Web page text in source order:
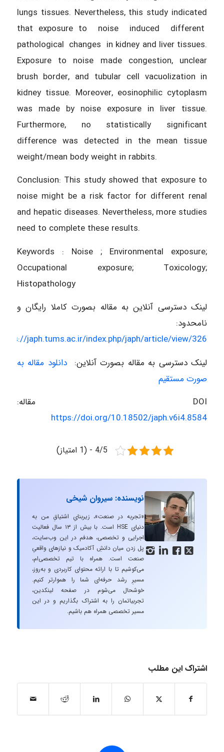
lungs tissues. Nevertheless, this study indicated
that exposure to noise induced different
pathological changes in kidney and liver tissues.
Exposure to noise made congestion, unclear
brush border, and tubular cell vacuolization in
kidney tissue. Moreover, eosinophilic cytoplasm
was made by noise exposure in liver tissue.
Furthermore, no statistically significant
difference was detected in the mean tissue
weight/mean body weight in rabbits.
Conclusion: This study showed that exposure to
noise might be a risk factor for different renal
and hepatic diseases. Nevertheless, more studies
need to complete these results.
Keywords : Noise ; Environmental exposure;
Occupational exposure; Toxicology;
Histopathology
لینک دسترسی آنلاین به مقاله بصورت کاملا رایگان و
نامحدود:
japh.tums.ac.ir/index.php/japh/article/view/326
لینک دسترسی به مقاله بصورت آنلاین:دانلود مقاله به
صورت مستقیم
DOI مقاله:
https://doi.org/10.18502/japh.v6i4.8584
4/5 - (1 امتیاز)
   
نویسنده: سیروان شیخی
«تجربه در صنعت»، زیربنایِ اشتیاقِ من به
دنیایِ HSE است. با بیش از ۱۳ سال فعالیت
اجرایی و تخصصی، هدفم در این وب‌سایت،
پل زدن میان دانشِ آکادمیک و نیازهای واقعیِ
صنعت است. همراه با تیم تخصصی‌ام،
می‌کوشیم تا با ارائه محتوای کاربردی و به‌روز،
مسیرِ رشد حرفه‌ای شما را هموارتر کنیم.
خوشحال می‌شوم در صفحه لینکدین،
تجربیاتمان را به اشتراک بگذاریم و در این
مسیر تخصصی همراه هم باشیم.
اشتراک این مطلب